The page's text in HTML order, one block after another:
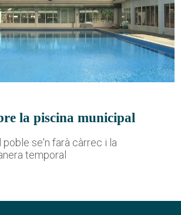
la piscina municipal
poble se'n farà càrrec i la
temporal